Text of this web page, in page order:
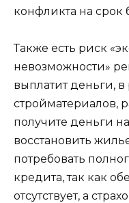
конфликта на срок
Также есть риск
невозможности»
выплатит деньги,
стройматериалов,
получите деньги
восстановить
потребовать
кредита, так как
отсутствует, а